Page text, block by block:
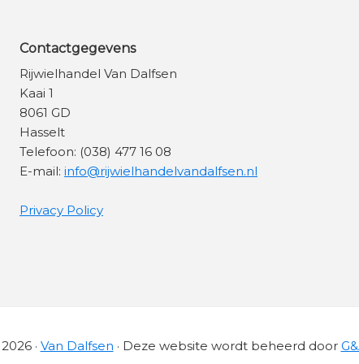
Contactgegevens
Rijwielhandel Van Dalfsen
Kaai 1
8061 GD
Hasselt
Telefoon: (038) 477 16 08
E-mail: info@rijwielhandelvandalfsen.nl
Privacy Policy
· Van Dalfsen · Deze website wordt beheerd door